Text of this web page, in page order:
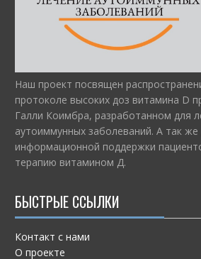
Наш проект посвящен
протоколе высоких доз витамина D
Галли Коимбра, разработанном для
аутоиммунных заболеваний. А так же
информационной поддержки
терапию витамином Д.
БЫСТРЫЕ ССЫЛКИ
Контакт с нами
О проекте